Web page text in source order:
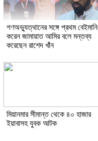
গণঅভ্যুত্থানের সঙ্গে প্রথম বেইমানি
করেন জামায়াত আমির বলে মন্তব্য
করেছেন রাশেদ খাঁন
মিয়ানমার সীমান্ত থেকে ৪০ হাজার
ইয়াবাসহ যুবক আটক